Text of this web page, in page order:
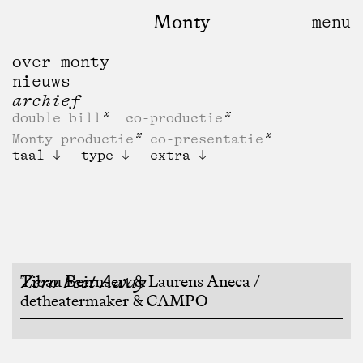
Monty
over monty
nieuws
archief
double bill
co-productie
Monty productie
co-presentatie
taal
type extra
Zero Feet Away
Tibau Beirnaert & Laurens Aneca /
detheatermaker & CAMPO